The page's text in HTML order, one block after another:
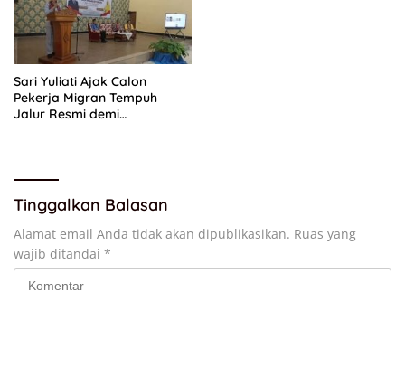
Sari Yuliati Ajak Calon
Pekerja Migran Tempuh
Jalur Resmi demi
Tinggalkan Balasan
Alamat email Anda tidak akan dipublikasikan. Ruas yang
wajib ditandai *